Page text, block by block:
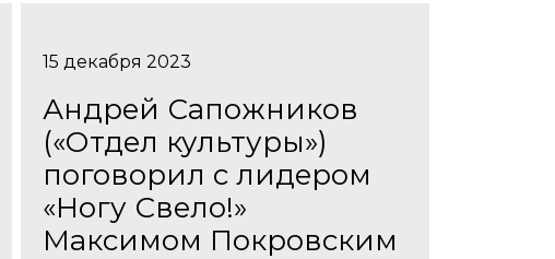
15 декабря 2023
Андрей Сапожников
(«Отдел культуры»)
поговорил с лидером
«Ногу Свело!»
Максимом Покровским